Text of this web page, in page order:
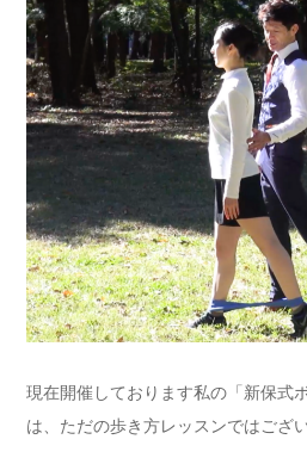
現在開催しております私の「新保式
は、ただの歩き方レッスンではござ